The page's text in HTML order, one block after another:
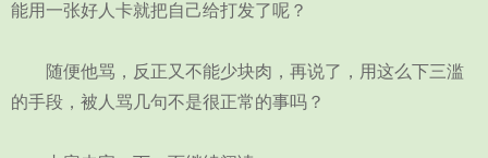
能用一张好人卡就把自己给打发了呢？
随便他骂，反正又不能少块肉，再说了，用这么下三滥
的手段，被人骂几句不是很正常的事吗？